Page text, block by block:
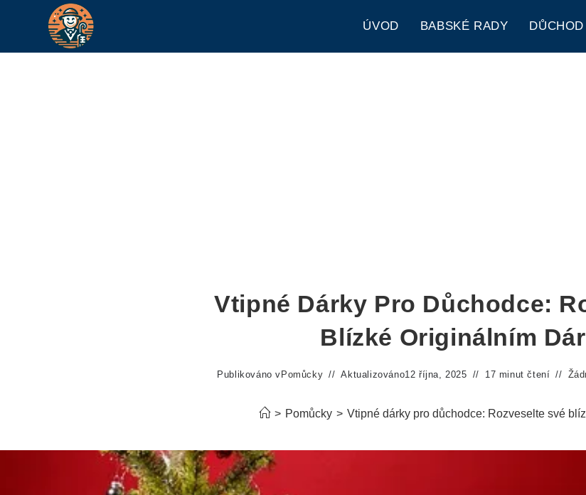
ÚVOD BABSKÉ RADY DŮCHOD
Vtipné Dárky Pro Důchodce:
Blízké Originálním
Publikováno v Pomůcky Aktualizováno12 října, 2025 17 minut čtení
> Pomůcky > Vtipné dárky pro důchodce: Rozveselte své